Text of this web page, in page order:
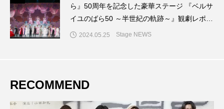
ら』50周年を記念した豪華ステージ 『ベルサ
イユのばら50 ～半世紀の軌跡～』観劇レポー
ト 2024.05.25 Stage NEWS
RECOMMEND